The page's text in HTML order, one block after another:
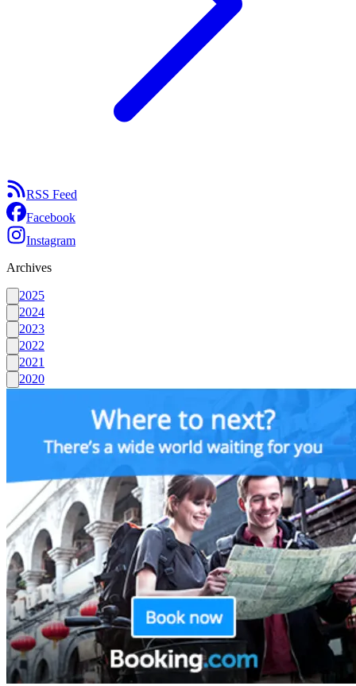
RSS Feed
Facebook
Instagram
Archives
2025
2024
2023
2022
2021
2020